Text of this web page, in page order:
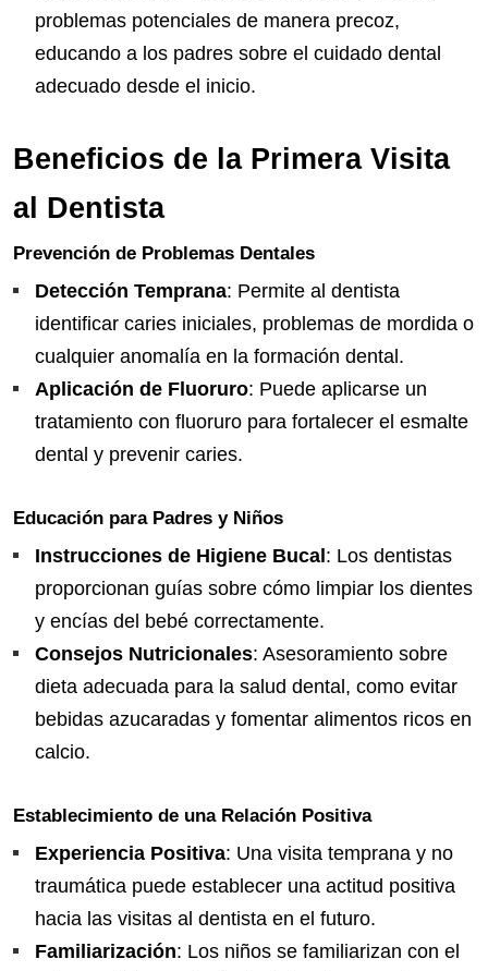
problemas potenciales de manera precoz,
educando a los padres sobre el cuidado dental
adecuado desde el inicio.
Beneficios de la Primera Visita
al Dentista
Prevención de Problemas Dentales
Detección Temprana: Permite al dentista
identificar caries iniciales, problemas de mordida o
cualquier anomalía en la formación dental.
Aplicación de Fluoruro: Puede aplicarse un
tratamiento con fluoruro para fortalecer el esmalte
dental y prevenir caries.
Educación para Padres y Niños
Instrucciones de Higiene Bucal: Los dentistas
proporcionan guías sobre cómo limpiar los dientes
y encías del bebé correctamente.
Consejos Nutricionales: Asesoramiento sobre
dieta adecuada para la salud dental, como evitar
bebidas azucaradas y fomentar alimentos ricos en
calcio.
Establecimiento de una Relación Positiva
Experiencia Positiva: Una visita temprana y no
traumática puede establecer una actitud positiva
hacia las visitas al dentista en el futuro.
Familiarización: Los niños se familiarizan con el